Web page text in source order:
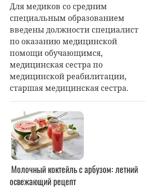
Для медиков со средним
специальным образованием
введены должности специалист
по оказанию медицинской
помощи обучающимся,
медицинская сестра по
медицинской реабилитации,
старшая медицинская сестра.